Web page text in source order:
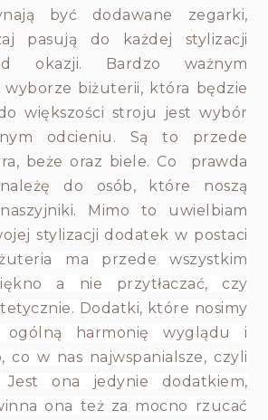
być dodawane zegarki,
pasują do każdej stylizacji
okazji. Bardzo ważnym
biżuterii, która będzie
większości stroju jest wybór
odcieniu. Są to przede
beże oraz biele. Co prawda
do osób, które noszą
Mimo to uwielbiam
stylizacji dodatek w postaci
ma przede wszystkim
a nie przytłaczać, czy
Dodatki, które nosimy
ogólną harmonię wyglądu i
co w nas najwspanialsze, czyli
Jest ona jedynie dodatkiem,
ona też za mocno rzucać